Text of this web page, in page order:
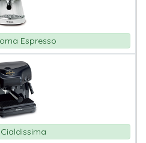
Espresso
Cialdissima